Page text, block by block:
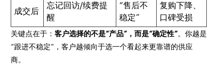
成交后
忘记回访/续费提
醒
“售后不
稳定”
复购下降、
口碑受损
关键点在于：客户选择的不是“产品”，而是“确定性”。你越是
“跟进不稳定”，客户越倾向于选一个看起来更靠谱的供应
商。